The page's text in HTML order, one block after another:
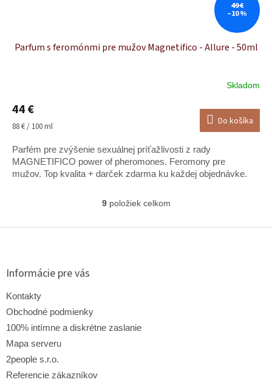
49 €
–10 %
Parfum s feromónmi pre mužov Magnetifico - Allure - 50ml
produktu
je
z
5
hviezdičiek.
Skladom
44 €
Jednotková
88 € / 100 ml Do košíka
Parfém pre zvýšenie sexuálnej príťažlivosti z rady
MAGNETIFICO power of pheromones. Feromony pre
mužov. Top kvalita + darček zdarma ku každej objednávke.
O
l
r
v
9položiek celkom
Z
Informácie pre vás
Kontakty
Obchodné podmienky
100% intímne a diskrétne zaslanie
Mapa serveru
2people s.r.o.
Referencie zákazníkov